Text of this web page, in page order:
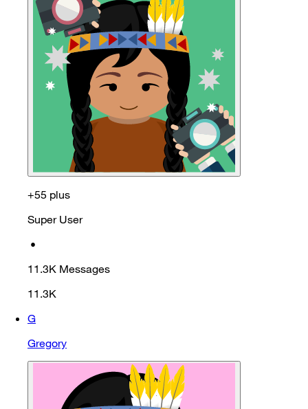
+55 plus
Super User
•
11.3K Messages
11.3K
G
Gregory